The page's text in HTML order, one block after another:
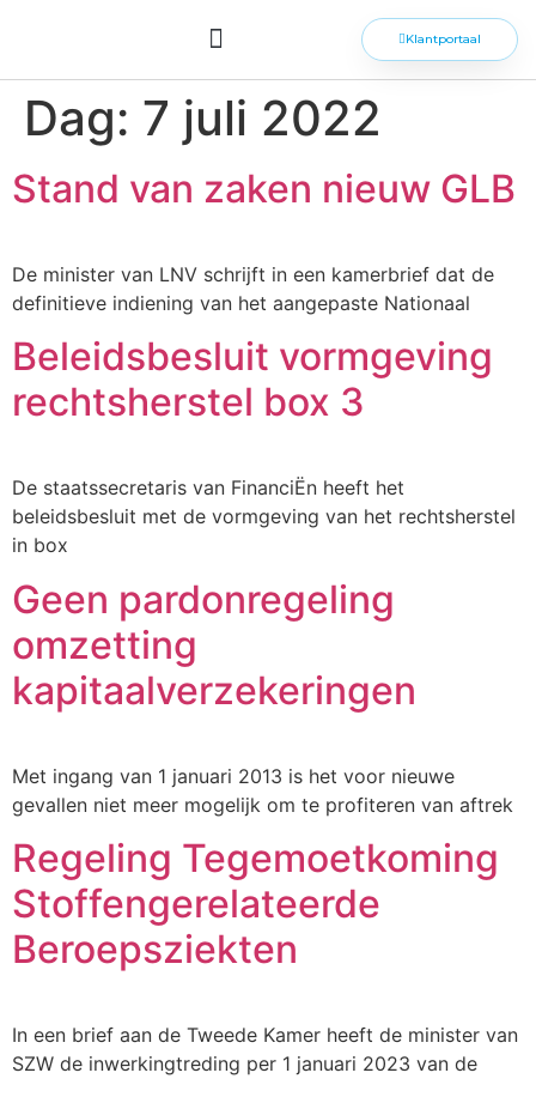
Klantportaal
Dag: 7 juli 2022
Stand van zaken nieuw GLB
De minister van LNV schrijft in een kamerbrief dat de
definitieve indiening van het aangepaste Nationaal
Beleidsbesluit vormgeving
rechtsherstel box 3
De staatssecretaris van FinanciËn heeft het
beleidsbesluit met de vormgeving van het rechtsherstel
in box
Geen pardonregeling
omzetting
kapitaalverzekeringen
Met ingang van 1 januari 2013 is het voor nieuwe
gevallen niet meer mogelijk om te profiteren van aftrek
Regeling Tegemoetkoming
Stoffengerelateerde
Beroepsziekten
In een brief aan de Tweede Kamer heeft de minister van
SZW de inwerkingtreding per 1 januari 2023 van de